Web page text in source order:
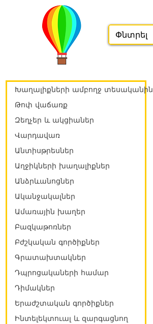
Խաղալիքների ամբողջ տեսականին
Թոփ վաճառք
Զեղչեր և ակցիաներ
Վարդավառ
Անտիսթրեսներ
Աղջիկների խաղալիքներ
Անձրևանոցներ
Ականջակալներ
Ամառային խաղեր
Բազկաթոռներ
Բժշկական գործիքներ
Գրատախտակներ
Դպրոցակաների համար
Դիմակներ
Երաժշտական գործիքներ
Ինտելեկտուալ և զարգացնող